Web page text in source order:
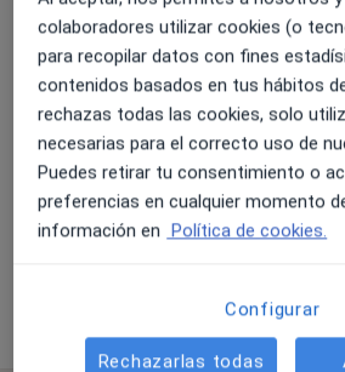
Consulta Medicina Estética
70 €
DetallesConsulta Medicina
Primera visita de Medicina
Servicio gratuito
Detalles
Consulta online
¿Cómo funcionan los precios?
colaboradores utilizar cookies (o
para recopilar datos con fines
contenidos basados en tus hábitos
rechazas todas las cookies, solo
necesarias para el correcto uso de
Puedes retirar tu consentimiento o
preferencias en cualquier momento
información en Política de cookies.
Configurar
Rechazarlas todas